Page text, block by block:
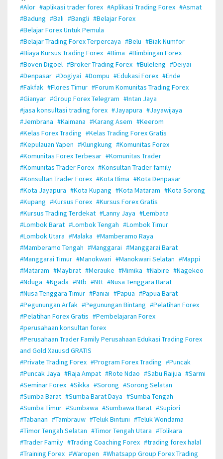
#Alor #aplikasi trader forex #Aplikasi Trading Forex #Asmat
#Badung #Bali #Bangli #Belajar Forex
#Belajar Forex Untuk Pemula
#Belajar Trading Forex Terpercaya #Belu #Biak Numfor
#Biaya Kursus Trading Forex #Bima #Bimbingan Forex
#Boven Digoel #Broker Trading Forex #Buleleng #Deiyai
#Denpasar #Dogiyai #Dompu #Edukasi Forex #Ende
#Fakfak #Flores Timur #Forum Komunitas Trading Forex
#Gianyar #Group Forex Telegram #Intan Jaya
#jasa konsultasi trading forex #Jayapura #Jayawijaya
#Jembrana #Kaimana #Karang Asem #Keerom
#Kelas Forex Trading #Kelas Trading Forex Gratis
#Kepulauan Yapen #Klungkung #Komunitas Forex
#Komunitas Forex Terbesar #Komunitas Trader
#Komunitas Trader Forex #Konsultan Trader family
#Konsultan Trader Forex #Kota Bima #Kota Denpasar
#Kota Jayapura #Kota Kupang #Kota Mataram #Kota Sorong
#Kupang #Kursus Forex #Kursus Forex Gratis
#Kursus Trading Terdekat #Lanny Jaya #Lembata
#Lombok Barat #Lombok Tengah #Lombok Timur
#Lombok Utara #Malaka #Mamberamo Raya
#Mamberamo Tengah #Manggarai #Manggarai Barat
#Manggarai Timur #Manokwari #Manokwari Selatan #Mappi
#Mataram #Maybrat #Merauke #Mimika #Nabire #Nagekeo
#Nduga #Ngada #Ntb #Ntt #Nusa Tenggara Barat
#Nusa Tenggara Timur #Paniai #Papua #Papua Barat
#Pegunungan Arfak #Pegunungan Bintang #Pelatihan Forex
#Pelatihan Forex Gratis #Pembelajaran Forex
#perusahaan konsultan forex
#Perusahaan Trader Family Perusahaan Edukasi Trading Forex
and Gold Xauusd GRATIS
#Private Trading Forex #Program Forex Trading #Puncak
#Puncak Jaya #Raja Ampat #Rote Ndao #Sabu Raijua #Sarmi
#Seminar Forex #Sikka #Sorong #Sorong Selatan
#Sumba Barat #Sumba Barat Daya #Sumba Tengah
#Sumba Timur #Sumbawa #Sumbawa Barat #Supiori
#Tabanan #Tambrauw #Teluk Bintuni #Teluk Wondama
#Timor Tengah Selatan #Timor Tengah Utara #Tolikara
#Trader Family #Trading Coaching Forex #trading forex halal
#Training Forex #Waropen #Whatsapp Group Forex Trading